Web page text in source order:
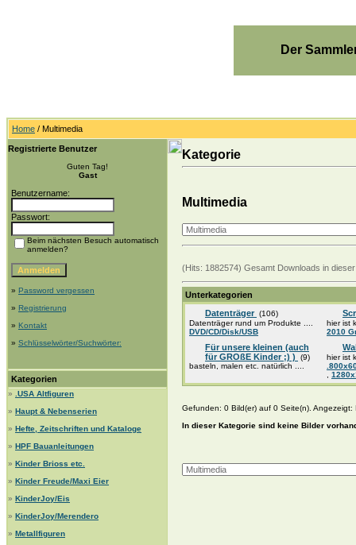
Der
Home / Multimedia
Registrierte Benutzer
Guten Tag!
Gast
Benutzername:
Passwort:
Beim nächsten Besuch automatisch
anmelden?
» Password vergessen
» Registrierung
» Kontakt
» Schlüsselwörter/Suchwörter:
Kategorien
»
.USA Altfiguren
» Haupt & Nebenserien
» Hefte, Zeitschriften und Kataloge
» HPF Bauanleitungen
» Kinder Brioss etc.
» Kinder Freude/Maxi Eier
» KinderJoy/Eis
» KinderJoy/Merendero
» Metallfiguren
Kategorie
Multimedia
(Hits: 1882574) Gesamt Downloads in
Unterkategorien
Datenträger (106)
Datenträger rund um Produkte ....
DVD/CD/Disk/USB
Für unsere kleinen (auch
für GROßE Kinder ;) )
(9)
basteln, malen etc. natürlich ....
hier ist
2010
hier ist
Gefunden: 0 Bild(er) auf 0 Seite(n). Angezeigt:
In dieser Kategorie sind keine Bilder